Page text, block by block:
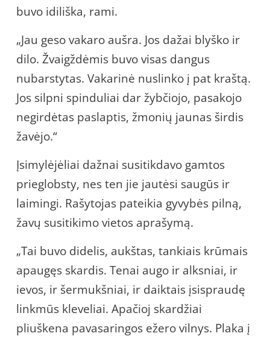
buvo idiliška, rami.
„Jau geso vakaro aušra. Jos dažai blyško ir
dilo. Žvaigždėmis buvo visas dangus
nubarstytas. Vakarinė nuslinko į pat kraštą.
Jos silpni spinduliai dar žybčiojo, pasakojo
negirdėtas paslaptis, žmonių jaunas širdis
žavėjo.“
Įsimylėjėliai dažnai susitikdavo gamtos
prieglobsty, nes ten jie jautėsi saugūs ir
laimingi. Rašytojas pateikia gyvybės pilną,
žavų susitikimo vietos aprašymą.
„Tai buvo didelis, aukštas, tankiais krūmais
apaugęs skardis. Tenai augo ir alksniai, ir
ievos, ir šermukšniai, ir daiktais įsispraudę
linkmūs kleveliai. Apačioj skardžiai
pliuškena pavasaringos ežero vilnys. Plaka į